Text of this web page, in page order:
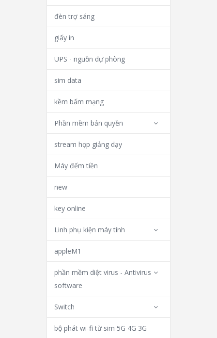
đèn trợ sáng
giấy in
UPS - nguồn dự phòng
sim data
kềm bấm mạng
Phần mềm bản quyền
stream họp giảng dạy
Máy đếm tiền
new
key online
Linh phụ kiện máy tính
appleM1
phần mềm diệt virus - Antivirus
software
Switch
bộ phát wi-fi từ sim 5G 4G 3G